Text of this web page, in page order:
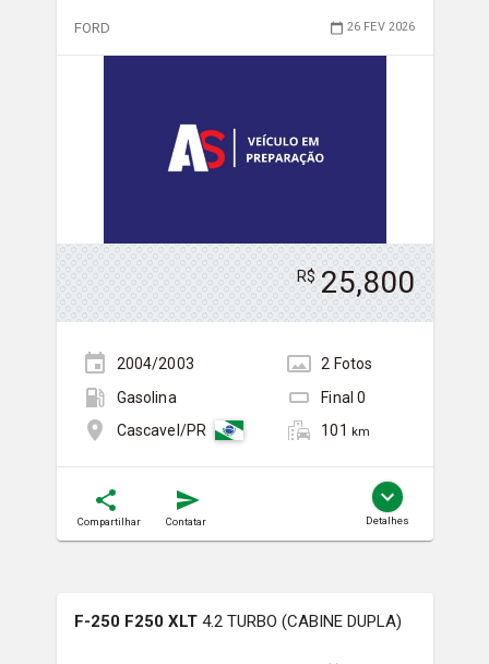
FORD 26 FEV 2026
R$ 25,800
2004/2003 2 Fotos
Gasolina
Final0
Cascavel/PR
101 km
Compartilhar Contatar Detalhes
F-250 F250 XLT 4.2 TURBO (CABINE DUPLA)